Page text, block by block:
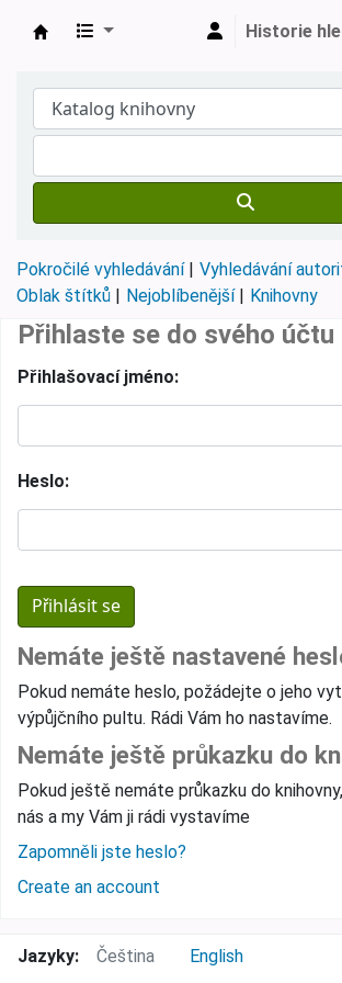
Historie
Pokročilé vyhledávání
Vyhledávání
Oblak štítků
Nejoblíbenější Knihovny
Přihlaste se do svého účtu
Přihlašovací jméno:
Heslo:
Nemáte ještě nastavené
Pokud nemáte heslo, požádejte o jeho
výpůjčního pultu. Rádi Vám ho nastavíme.
Nemáte ještě průkazku do
Pokud ještě nemáte průkazku do
nás a my Vám ji rádi vystavíme
Zapomněli jste heslo?
Create an account
Jazyky: Čeština English